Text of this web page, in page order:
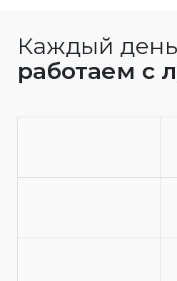
Каждый день
работаем с